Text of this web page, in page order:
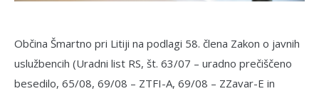
Občina Šmartno pri Litiji na podlagi 58. člena Zakon o javnih
uslužbencih (Uradni list RS, št. 63/07 – uradno prečiščeno
besedilo, 65/08, 69/08 – ZTFI-A, 69/08 – ZZavar-E in